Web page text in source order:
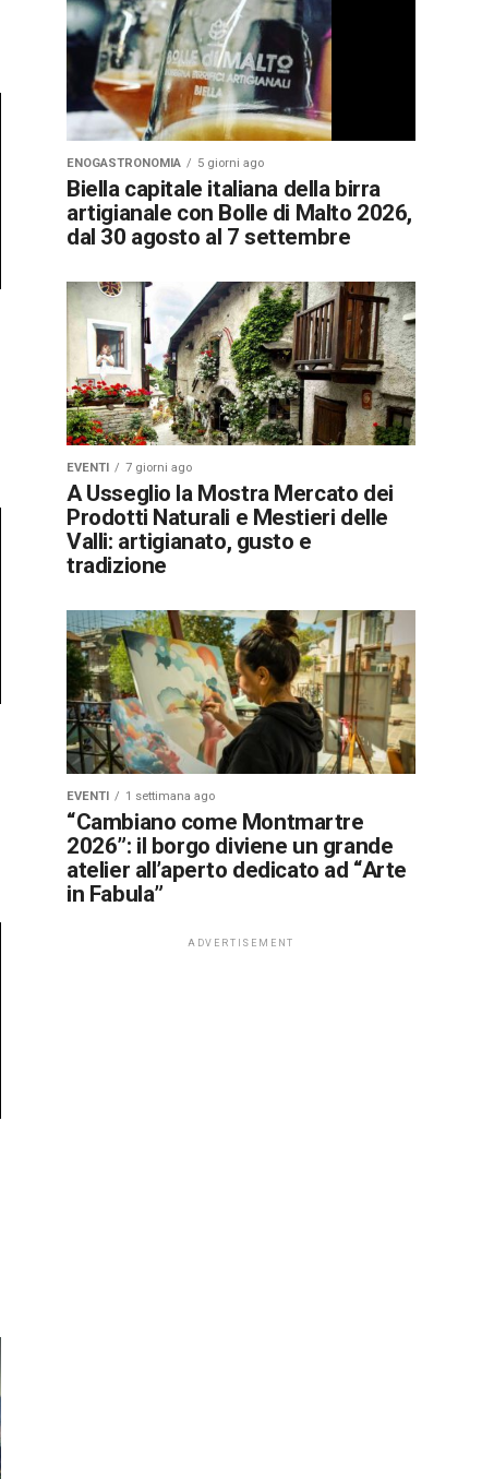
ENOGASTRONOMIA 5 giorni ago
Biella capitale italiana della birra
artigianale con Bolle di Malto 2026,
dal 30 agosto al 7 settembre
EVENTI 7 giorni ago
A Usseglio la Mostra Mercato dei
Prodotti Naturali e Mestieri delle
Valli: artigianato, gusto e
tradizione
EVENTI 1 settimana ago
“Cambiano come Montmartre
2026”: il borgo diviene un grande
atelier all’aperto dedicato ad “Arte
in Fabula”
ADVERTISEMENT